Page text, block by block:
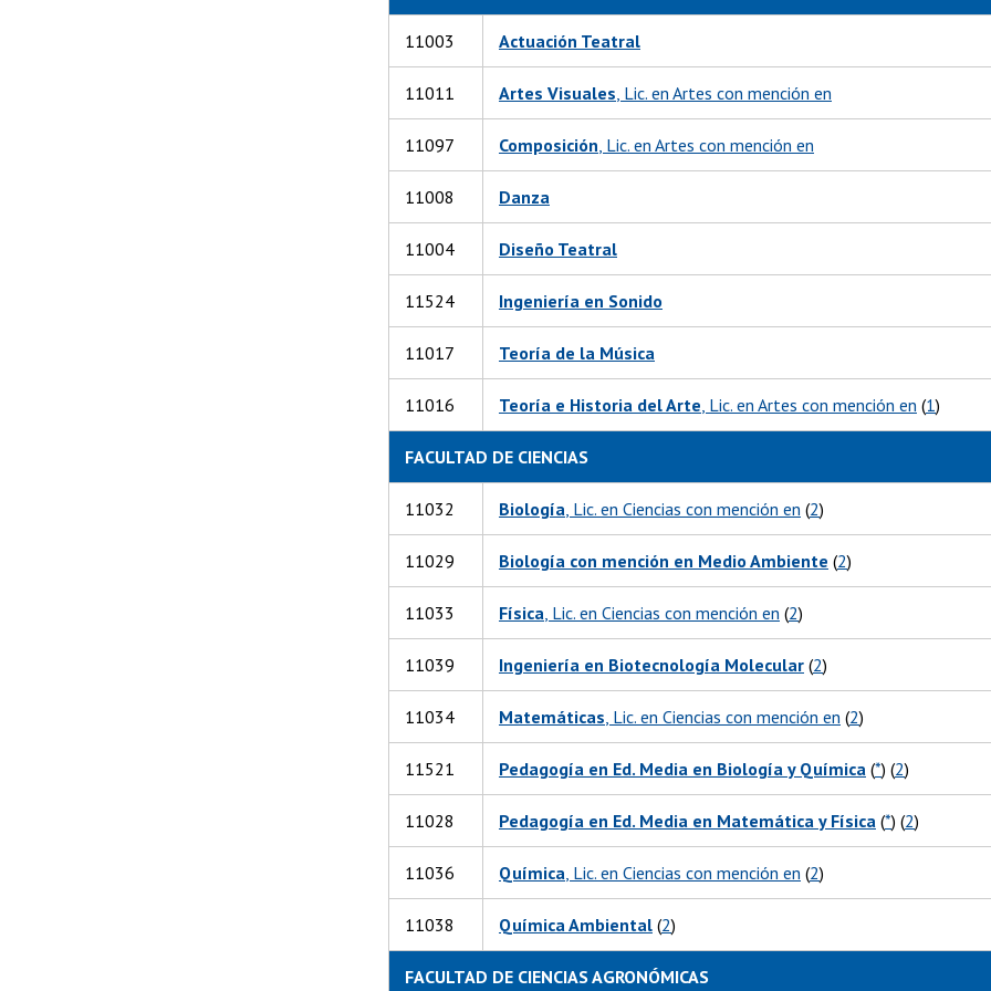
11003 Actuación Teatral
11011 Artes Visuales, Lic. en Artes con mención en
11097 Composición, Lic. en Artes con mención en
11008 Danza
11004 Diseño Teatral
11524 Ingeniería en Sonido
11017 Teoría de la Música
11016 Teoría e Historia del Arte, Lic. en Artes con mención en (1)
FACULTAD DE CIENCIAS
11032 Biología, Lic. en Ciencias con mención en (2)
11029 Biología con mención en Medio Ambiente (2)
11033 Física, Lic. en Ciencias con mención en (2)
11039 Ingeniería en Biotecnología Molecular (2)
11034 Matemáticas, Lic. en Ciencias con mención en (2)
11521 Pedagogía en Ed. Media en Biología y Química (*) (2)
11028 Pedagogía en Ed. Media en Matemática y Física (*) (2)
11036 Química, Lic. en Ciencias con mención en (2)
11038 Química Ambiental (2)
FACULTAD DE CIENCIAS AGRONÓMICAS